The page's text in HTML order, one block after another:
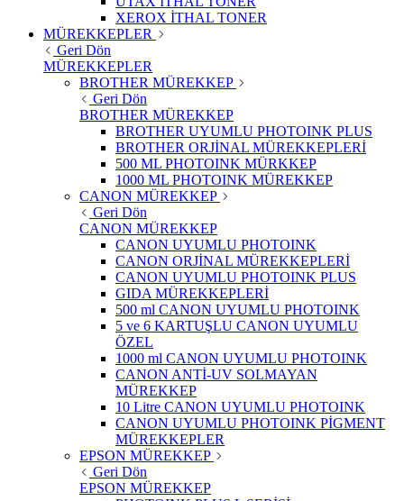
XEROX İTHAL TONER
MÜREKKEPLER
Geri Dön
MÜREKKEPLER
BROTHER MÜREKKEP
Geri Dön
BROTHER MÜREKKEP
BROTHER UYUMLU PHOTOINK PLUS
BROTHER ORJİNAL MÜREKKEPLERİ
500 ML PHOTOINK MÜRKKEP
1000 ML PHOTOINK MÜREKKEP
CANON MÜREKKEP
Geri Dön
CANON MÜREKKEP
CANON UYUMLU PHOTOINK
CANON ORJİNAL MÜREKKEPLERİ
CANON UYUMLU PHOTOINK PLUS
GIDA MÜREKKEPLERİ
500 ml CANON UYUMLU PHOTOINK
5 ve 6 KARTUŞLU CANON UYUMLU
ÖZEL
1000 ml CANON UYUMLU PHOTOINK
CANON ANTİ-UV SOLMAYAN
MÜREKKEP
10 Litre CANON UYUMLU PHOTOINK
CANON UYUMLU PHOTOINK PİGMENT
MÜREKKEPLER
EPSON MÜREKKEP
Geri Dön
EPSON MÜREKKEP